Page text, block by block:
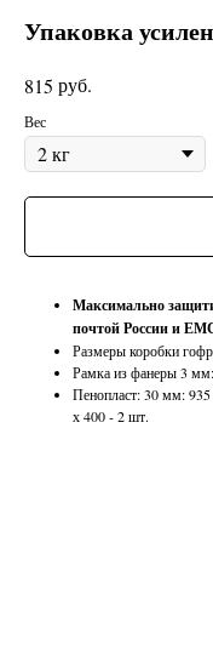
Упаковка
815 руб.
Вес
Максимально
почтой России и
Размеры коробки
Рамка из фанеры 3
Пенопласт: 30 мм:
х 400 - 2 шт.